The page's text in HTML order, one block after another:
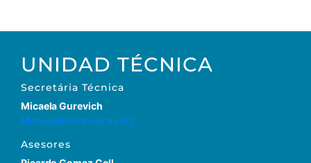
UNIDAD TÉCNICA
Secretária Técnica
Micaela Gurevich
Micaela@ibermusicas.org
Asesores